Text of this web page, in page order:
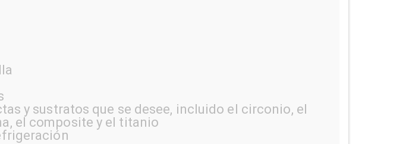
y sustratos que se desee, incluido el circonio, el
el composite y el titanio